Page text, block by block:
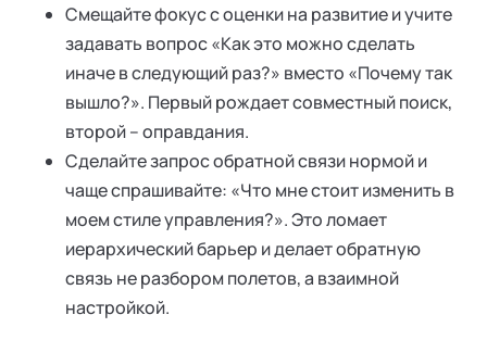
Смещайте фокус с оценки на развитие и учите
задавать вопрос «Как это можно сделать
иначе в следующий раз?» вместо «Почему так
вышло?». Первый рождает совместный поиск,
второй – оправдания.
Сделайте запрос обратной связи нормой и
чаще спрашивайте: «Что мне стоит изменить в
моем стиле управления?». Это ломает
иерархический барьер и делает обратную
связь не разбором полетов, а взаимной
настройкой.